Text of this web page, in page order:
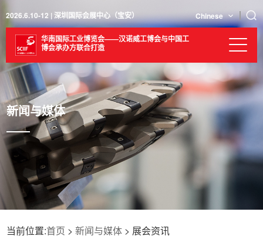
2026.6.10-12 | 深圳国际会展中心（宝安） Chinese
华南国际工业博览会——汉诺威工博会与中国工
博会承办方联合打造
新闻与媒体
当前位置:首页 >新闻与媒体 > 展会资讯